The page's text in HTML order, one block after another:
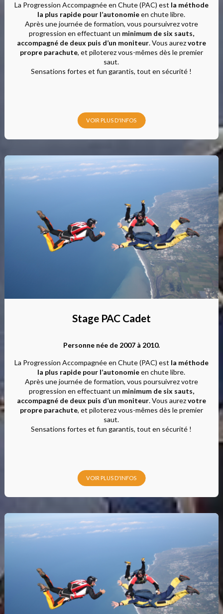
La Progression Accompagnée en Chute (PAC) est la méthode
la plus rapide pour l’autonomieen chute libre.
Après une journée de formation, vous poursuivrez votre
progression en effectuant un minimum de six sauts,
accompagné de deux puis d’un moniteur. Vous aurezvotre
propre parachute, et piloterez vous-mêmes dès le premier
saut.
Sensations fortes et fun garantis, tout en sécurité !
VOIR PLUS D'INFOS
Stage PAC Cadet
Personne née de 2007 à 2010.
La Progression Accompagnée en Chute (PAC) est la méthode
la plus rapide pour l’autonomieen chute libre.
Après une journée de formation, vous poursuivrez votre
progression en effectuant un minimum de six sauts,
accompagné de deux puis d’un moniteur. Vous aurezvotre
propre parachute, et piloterez vous-mêmes dès le premier
saut.
Sensations fortes et fun garantis, tout en sécurité !
VOIR PLUS D'INFOS